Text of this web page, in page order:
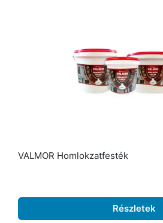
VALMOR Homlokzatfesték
Részletek